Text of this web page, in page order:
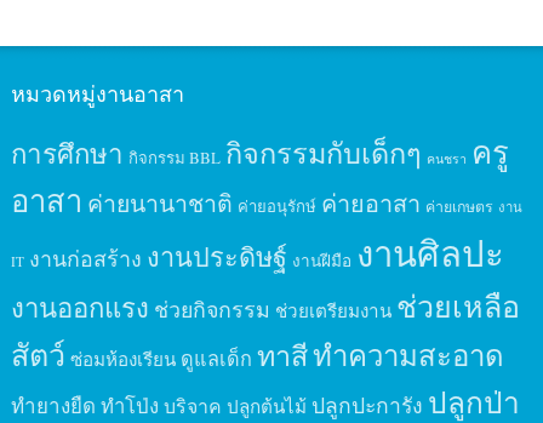
หมวดหมู่งานอาสา
การศึกษา กิจกรรม BBL กิจกรรมกับเด็กๆ คนชรา ครู
อาสา ค่ายนานาชาติ ค่ายอนุรักษ์ ค่ายอาสา ค่ายเกษตร งาน
IT งานก่อสร้าง งานประดิษฐ์ งานฝีมือ งานศิลปะ
งานออกแรง ช่วยกิจกรรม ช่วยเตรียมงาน ช่วยเหลือ
สัตว์ ซ่อมห้องเรียน ดูแลเด็ก ทาสีทำความสะอาด
ทำยางยืด ทำโป่ง บริจาค ปลูกต้นไม้ ปลูกปะการัง ปลูกป่า